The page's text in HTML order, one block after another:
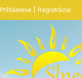
Prihlásenie | Registrácia